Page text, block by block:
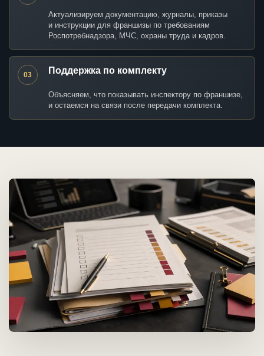
Актуализируем документацию, журналы, приказы
и инструкции для франшизы по требованиям
Роспотребнадзора, МЧС, охраны труда и кадров.
03 Поддержка по комплекту
Объясняем, что показывать инспектору по франшизе,
и остаемся на связи после передачи комплекта.